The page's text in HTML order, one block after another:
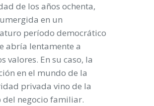
de los años ochenta,
en un
período democrático
abría lentamente a
valores. En su caso, la
en el mundo de la
privada vino de la
del negocio familiar.